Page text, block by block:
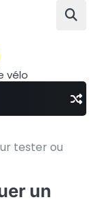
vélo
tester ou
un